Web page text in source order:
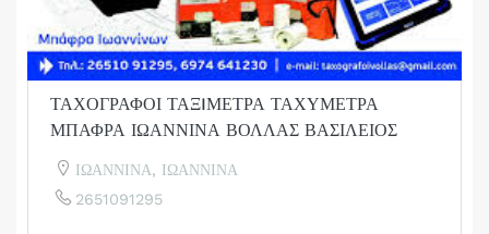
ΤΑΧΟΓΡΑΦΟΙ ΤΑΞIΜΕΤΡΑ ΤΑΧΥΜΕΤΡΑ
ΜΠΑΦΡΑ ΙΩΑΝΝΙΝΑ ΒΟΛΛΑΣ ΒΑΣΙΛΕΙΟΣ
ΙΩΑΝΝΙΝΑ, ΙΩΑΝΝΙΝΑ
2651091295